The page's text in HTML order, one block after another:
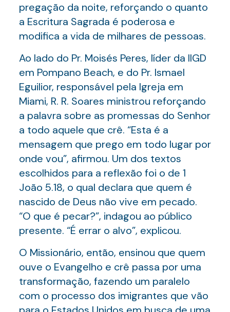
pregação da noite, reforçando o quanto
a Escritura Sagrada é poderosa e
modifica a vida de milhares de pessoas.
Ao lado do Pr. Moisés Peres, líder da IIGD
em Pompano Beach, e do Pr. Ismael
Eguilior, responsável pela Igreja em
Miami, R. R. Soares ministrou reforçando
a palavra sobre as promessas do Senhor
a todo aquele que crê. “Esta é a
mensagem que prego em todo lugar por
onde vou”, afirmou. Um dos textos
escolhidos para a reflexão foi o de 1
João 5.18, o qual declara que quem é
nascido de Deus não vive em pecado.
“O que é pecar?”, indagou ao público
presente. “É errar o alvo”, explicou.
O Missionário, então, ensinou que quem
ouve o Evangelho e crê passa por uma
transformação, fazendo um paralelo
com o processo dos imigrantes que vão